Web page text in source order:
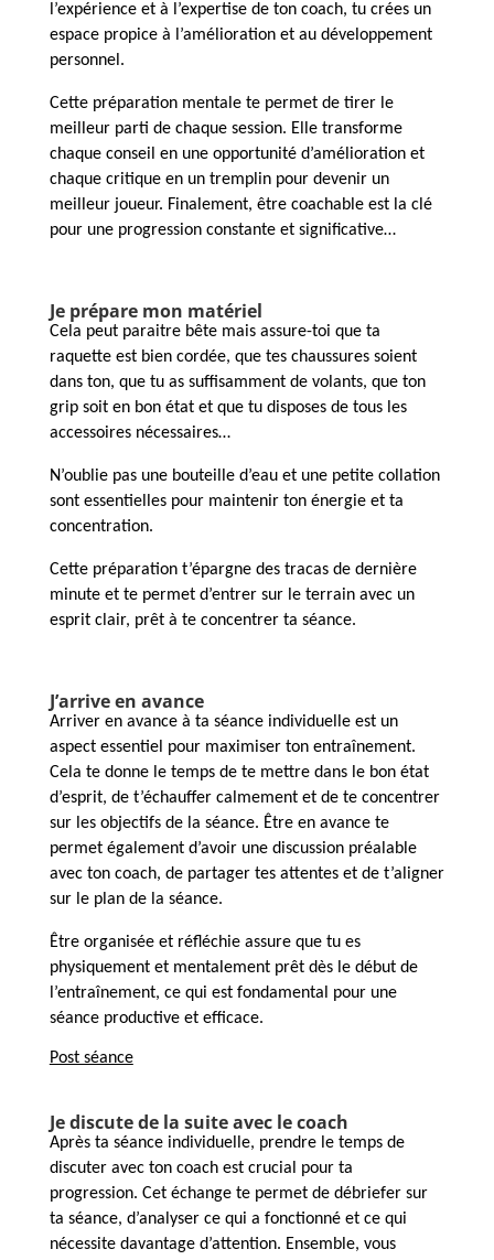
l’expérience et à l’expertise de ton coach, tu crées un
espace propice à l’amélioration et au développement
personnel.
Cette préparation mentale te permet de tirer le
meilleur parti de chaque session. Elle transforme
chaque conseil en une opportunité d’amélioration et
chaque critique en un tremplin pour devenir un
meilleur joueur. Finalement, être coachable est la clé
pour une progression constante et significative…
Je prépare mon matériel
Cela peut paraitre bête mais assure-toi que ta
raquette est bien cordée, que tes chaussures soient
dans ton, que tu as suffisamment de volants, que ton
grip soit en bon état et que tu disposes de tous les
accessoires nécessaires…
N’oublie pas une bouteille d’eau et une petite collation
sont essentielles pour maintenir ton énergie et ta
concentration.
Cette préparation t’épargne des tracas de dernière
minute et te permet d’entrer sur le terrain avec un
esprit clair, prêt à te concentrer ta séance.
J’arrive en avance
Arriver en avance à ta séance individuelle est un
aspect essentiel pour maximiser ton entraînement.
Cela te donne le temps de te mettre dans le bon état
d’esprit, de t’échauffer calmement et de te concentrer
sur les objectifs de la séance. Être en avance te
permet également d’avoir une discussion préalable
avec ton coach, de partager tes attentes et de t’aligner
sur le plan de la séance.
Être organisée et réfléchie assure que tu es
physiquement et mentalement prêt dès le début de
l’entraînement, ce qui est fondamental pour une
séance productive et efficace.
Post séance
Je discute de la suite avec le coach
Après ta séance individuelle, prendre le temps de
discuter avec ton coach est crucial pour ta
progression. Cet échange te permet de débriefer sur
ta séance, d’analyser ce qui a fonctionné et ce qui
nécessite davantage d’attention. Ensemble, vous